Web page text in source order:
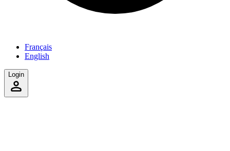
Français
English
Login